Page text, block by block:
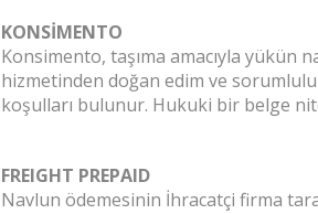
KONSİMENTO
Konsimento, taşıma amacıyla yükün
hizmetinden doğan edim ve
koşulları bulunur. Hukuki bir belge
FREIGHT PREPAID
Navlun ödemesinin İhracatçi firma